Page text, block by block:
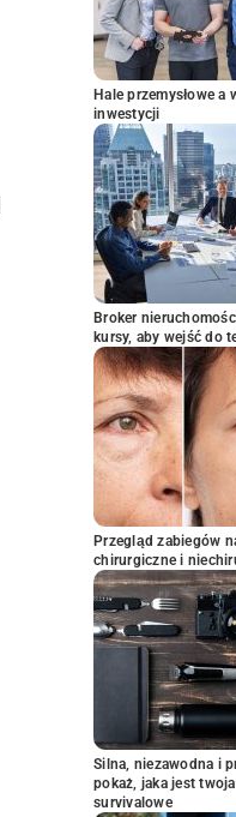
Hale przemysłowe
inwestycji
Broker
kursy, aby wejść do
Przegląd zabiegów
chirurgiczne i
Silna, niezawodna i
pokaż, jaka jest
survivalowe